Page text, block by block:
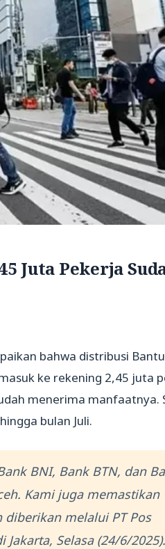
Juta Pekerja
bahwa distribusi
ke rekening 2,45 juta
menerima manfaatnya.
bulan Juli.
BNI, Bank BTN, dan
Kami juga memastikan
melalui PT Pos
Selasa (24/6/2025).